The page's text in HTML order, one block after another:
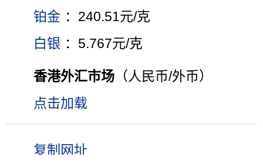
铂金 ：240.51元/克
白银 ：5.767元/克
香港外汇市场 （人民币/外币）
点击加载